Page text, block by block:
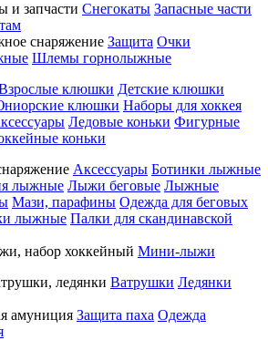
и запчасти Снегокаты Запасные части
снаряжение Защита Очки
Шлемы горнолыжные
клюшки Детские клюшки
клюшки Наборы для хоккея
Ледовые коньки Фигурные
коньки
Аксессуары Ботинки лыжные
лыжные Лыжи беговые Лыжные
Мази, парафины Одежда для беговых
лыжные Палки для скандинавской
набор хоккейный Мини-лыжи
ледянки Ватрушки Ледянки
амуниция Защита паха Одежда